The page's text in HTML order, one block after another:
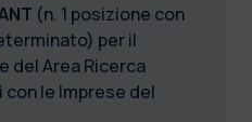
(n. 1 posizione con
per il
del Area Ricerca
con le Imprese del